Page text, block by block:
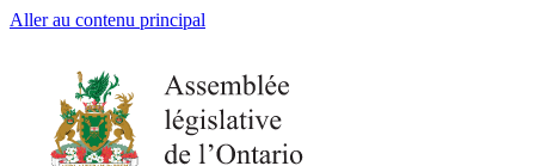
Aller au contenu principal